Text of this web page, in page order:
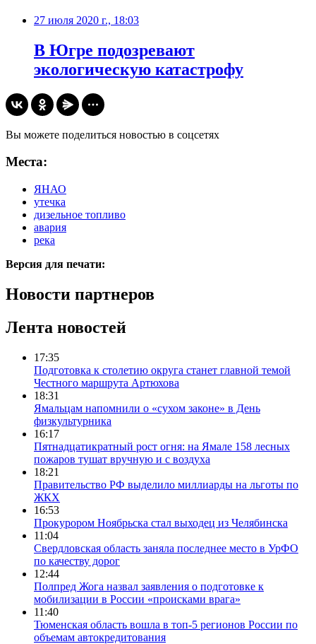
27 июля 2020 г., 18:03
В Югре подозревают
экологическую катастрофу
Вы можете поделиться новостью в соцсетях
Места:
ЯНАО
утечка
дизельное топливо
авария
река
Версия для печати:
Новости партнеров
Лента новостей
17:35
Подготовка к столетию округа станет главной темой
Честного маршрута Артюхова
18:31
Ямальцам напомнили о «сухом законе» в День
физкультурника
16:17
Пятнадцатикратный рост огня: на Ямале 158 лесных
пожаров тушат вручную и с воздуха
18:21
Правительство РФ выделило миллиарды на льготы по
ЖКХ
16:53
Прокурором Ноябрьска стал выходец из Челябинска
11:04
Свердловская область заняла последнее место в УрФО
по качеству дорог
12:44
Полпред Жога назвал заявления о подготовке к
мобилизации в России «происками врага»
11:40
Тюменская область вошла в топ-5 регионов России по
объемам автокредитования